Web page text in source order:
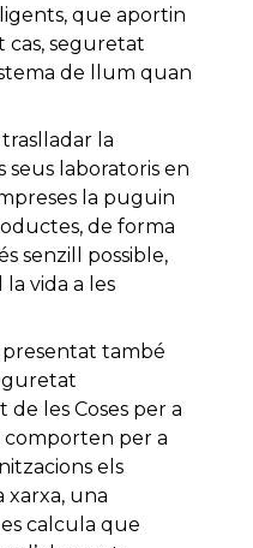
que aportin
cas, seguretat
de llum quan
la
laboratoris en
la puguin
de forma
senzill possible,
la vida a les
també
les Coses per a
comporten per a
els
xarxa, una
calcula que